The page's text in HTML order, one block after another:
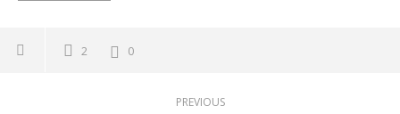
2 0
PREVIOUS